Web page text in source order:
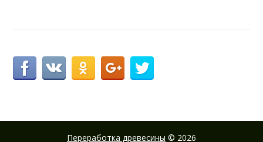
Переработка древесины © 2026